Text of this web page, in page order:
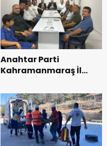
Anahtar Parti
Kahramanmaraş İl
Teşkilatı ile buluştu.